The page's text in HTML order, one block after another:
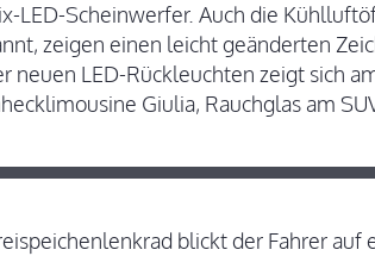
LED-Scheinwerfer. Auch die
zeigen einen leicht geänderten
neuen LED-Rückleuchten zeigt sich
Giulia, Rauchglas am
blickt der Fahrer auf